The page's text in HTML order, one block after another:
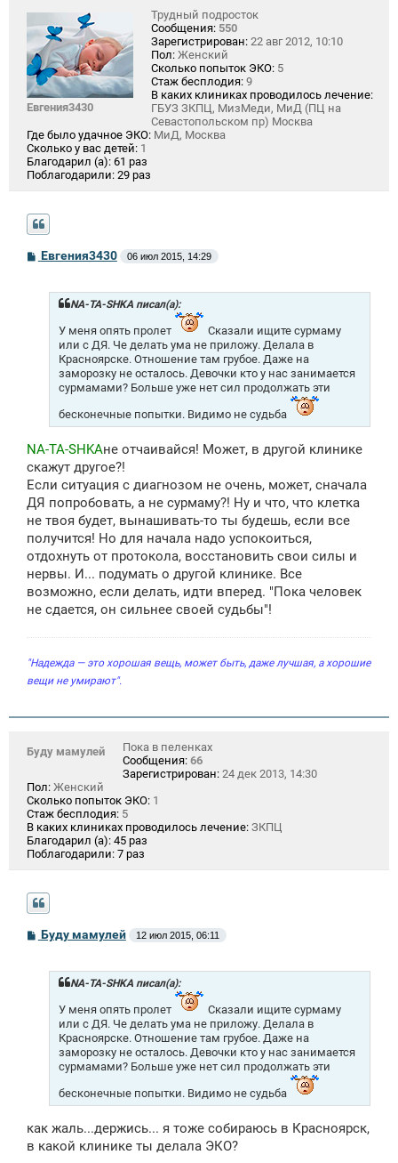
Евгения3430
Трудный подросток
Сообщения: 550
Зарегистрирован: 22 авг 2012, 10:10
Пол: Женский
Сколько попыток ЭКО: 5
Стаж бесплодия: 9
В каких клиниках проводилось лечение:
ГБУЗ ЗКПЦ, МизМеди, МиД (ПЦ на
Севастопольском пр) Москва
Где было удачное ЭКО: МиД, Москва
Сколько у вас детей: 1
Благодарил (а): 61 раз
Поблагодарили: 29 раз
С
о
Евгения3430 06 июл 2015, 14:29
NA-TA-SHKA писал(а):
У меня опять пролет
Сказали ищите сурмаму
или с ДЯ. Че делать ума не приложу. Делала в
Красноярске. Отношение там грубое. Даже на
заморозку не осталось. Девочки кто у нас занимается
сурмамами? Больше уже нет сил продолжать эти
бесконечные попытки. Видимо не судьба
NA-TA-SHKAне отчаивайся! Может, в другой клинике
скажут другое?!
Если ситуация с диагнозом не очень, может, сначала
ДЯ попробовать, а не сурмаму?! Ну и что, что клетка
не твоя будет, вынашивать-то ты будешь, если все
получится! Но для начала надо успокоиться,
отдохнуть от протокола, восстановить свои силы и
нервы. И... подумать о другой клинике. Все
возможно, если делать, идти вперед. "Пока человек
не сдается, он сильнее своей судьбы"!
"Надежда — это хорошая вещь, может быть, даже лучшая, а хорошие
вещи не умирают".
Буду мамулей
Пока в пеленках
Сообщения: 66
Зарегистрирован: 24 дек 2013, 14:30
Пол: Женский
Сколько попыток ЭКО: 1
Стаж бесплодия: 5
В каких клиниках проводилось лечение: ЗКПЦ
Благодарил (а): 45 раз
Поблагодарили: 7 раз
С
о
Буду мамулей 12 июл 2015, 06:11
NA-TA-SHKA писал(а):
У меня опять пролет
Сказали ищите сурмаму
или с ДЯ. Че делать ума не приложу. Делала в
Красноярске. Отношение там грубое. Даже на
заморозку не осталось. Девочки кто у нас занимается
сурмамами? Больше уже нет сил продолжать эти
бесконечные попытки. Видимо не судьба
как жаль...держись... я тоже собираюсь в Красноярск,
в какой клинике ты делала ЭКО?